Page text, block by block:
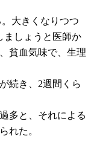
大きくなりつつ
ましょうと医師か
貧血気味で、生理
続き、2週間くら
多と、それによる
れた。